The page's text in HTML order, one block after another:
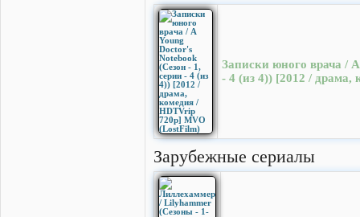
Записки юного врача /
- 4 (из 4)) [2012 /
Зарубежные сериалы